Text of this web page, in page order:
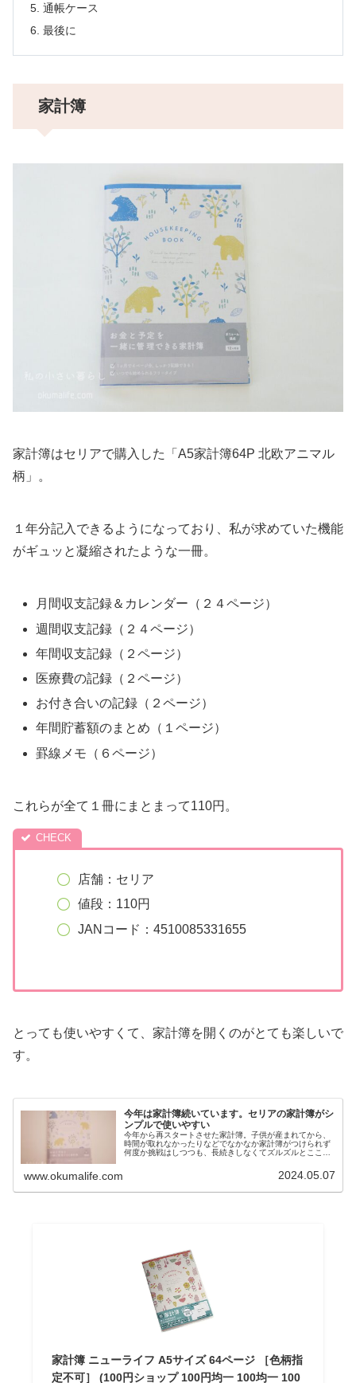
通帳ケース
最後に
家計簿
家計簿はセリアで購入した「A5家計簿64P 北欧アニマル
柄」。
１年分記入できるようになっており、私が求めていた機能
がギュッと凝縮されたような一冊。
月間収支記録＆カレンダー（２４ページ）
週間収支記録（２４ページ）
年間収支記録（２ページ）
医療費の記録（２ページ）
お付き合いの記録（２ページ）
年間貯蓄額のまとめ（１ページ）
罫線メモ（６ページ）
これらが全て１冊にまとまって110円。
店舗：セリア
値段：110円
JANコード：4510085331655
とっても使いやすくて、家計簿を開くのがとても楽しいで
す。
今年は家計簿続いています。セリアの家計簿がシ
ンプルで使いやすい
今年から再スタートさせた家計簿。子供が産まれてから、
時間が取れなかったりなどでなかなか家計簿がつけられず
何度か挑戦はしつつも、長続きしなくてズルズルとここま
www.okumalife.com 2024.05.07
家計簿 ニューライフ A5サイズ 64ページ ［色柄指
定不可］ (100円ショップ 100円均一 100均一 100